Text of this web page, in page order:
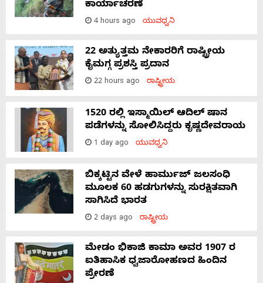
ಕಾರ್ಯಾಚರಣೆ
4 hours ago ಯುವಧ್ವನಿ
22 ಅತ್ಯುತ್ತಮ ನೇಕಾರರಿಗೆ ರಾಷ್ಟ್ರೀಯ
ಕೈಮಗ್ಗ ಪ್ರಶಸ್ತಿ ಪ್ರದಾನ
22 hours ago ರಾಷ್ಟ್ರೀಯ
1520 ರಲ್ಲಿ ಇಸ್ಮಾಯಿಲ್ ಆದಿಲ್ ಷಾನ
ಪಡೆಗಳನ್ನು ಸೋಲಿಸಿದ್ದರು ಕೃಷ್ಣದೇವರಾಯ
1 day ago ಯುವಧ್ವನಿ
ಬಿಕ್ಕಟ್ಟಿನ ವೇಳೆ ಹಾರ್ಮುಜ್ ಜಲಸಂಧಿ
ಮೂಲಕ 60 ಹಡಗುಗಳನ್ನು ಸುರಕ್ಷಿತವಾಗಿ
ಸಾಗಿಸಿದೆ ಭಾರತ
2 days ago ರಾಷ್ಟ್ರೀಯ
ಮೇಡಂ ಭಿಕಾಜಿ ಕಾಮಾ ಅವರ 1907 ರ
ಐತಿಹಾಸಿಕ ಧ್ವಜಾರೋಹಣದ ಹಿಂದಿನ
ಪ್ರೇರಣೆ